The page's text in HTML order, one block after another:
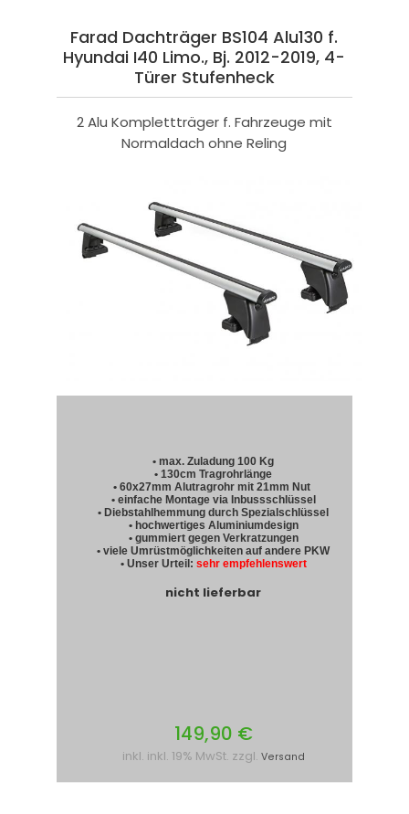
Farad Dachträger BS104 Alu130 f.
Hyundai I40 Limo., Bj. 2012-2019, 4-
Türer Stufenheck
2 Alu Komplettträger f. Fahrzeuge mit
Normaldach ohne Reling
• max. Zuladung 100 Kg
• 130cm Tragrohrlänge
• 60x27mm Alutragrohr mit 21mm Nut
• einfache Montage via Inbussschlüssel
• Diebstahlhemmung durch Spezialschlüssel
• hochwertiges Aluminiumdesign
• gummiert gegen Verkratzungen
• viele Umrüstmöglichkeiten auf andere PKW
• Unser Urteil: sehr empfehlenswert
nicht lieferbar
149,90 €
inkl. inkl. 19% MwSt. zzgl. Versand